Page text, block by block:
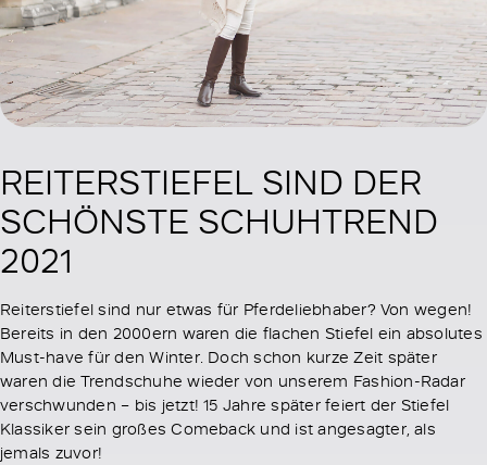
REITERSTIEFEL SIND DER
SCHÖNSTE SCHUHTREND
2021
Reiterstiefel sind nur etwas für Pferdeliebhaber? Von wegen!
Bereits in den 2000ern waren die flachen Stiefel ein absolutes
Must-have für den Winter. Doch schon kurze Zeit später
waren die Trendschuhe wieder von unserem Fashion-Radar
verschwunden – bis jetzt! 15 Jahre später feiert der Stiefel
Klassiker sein großes Comeback und ist angesagter, als
jemals zuvor!